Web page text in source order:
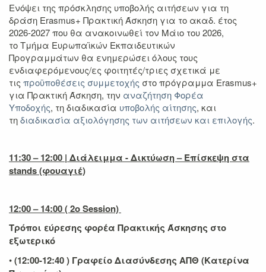
Ενόψει της πρόσκλησης υποβολής αιτήσεων για τη
δράση Erasmus+ Πρακτική Άσκηση για το ακαδ. έτος
2026-2027 που θα ανακοινωθεί τον Μάιο του 2026,
το Τμήμα Ευρωπαϊκών Εκπαιδευτικών
Προγραμμάτων θα ενημερώσει όλους τους
ενδιαφερόμενους/ες φοιτητές/τριες σχετικά με
τις προϋποθέσεις συμμετοχής στο πρόγραμμα Erasmus+
για Πρακτική Άσκηση, την αναζήτηση Φορέα
Υποδοχής, τη διαδικασία υποβολής αίτησης, και
τηδιαδικασία αξιολόγησης των αιτήσεων και επιλογής.
11:30 – 12:00 | Διάλειμμα - Δικτύωση – Επίσκεψη στα
stands (φουαγιέ)
12:00 – 14:00 ( 2ο Session)
Τρόποι εύρεσης φορέα Πρακτικής Άσκησης στο
εξωτερικό
•(12:00-12:40 ) Γραφείο Διασύνδεσης ΑΠΘ (Κατερίνα